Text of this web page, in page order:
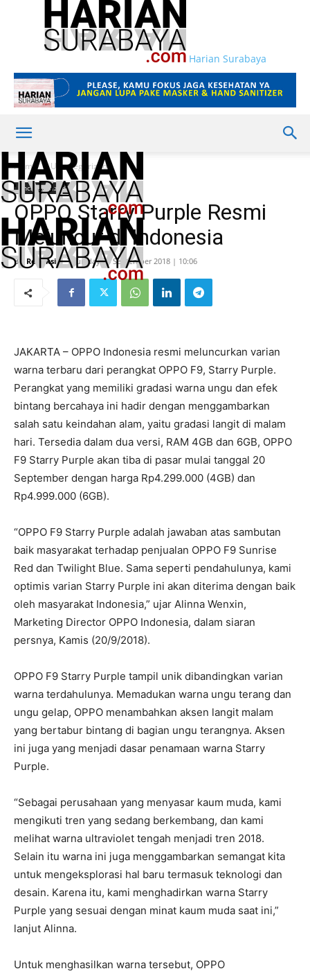
Harian Surabaya
Home Uncategorized
Uncategorized
OPPO Starry Purple Resmi
Meluncur di Indonesia
By Redaksi - Thursday 20 September 2018 | 10:06
JAKARTA – OPPO Indonesia resmi meluncurkan varian
warna terbaru dari perangkat OPPO F9, Starry Purple.
Perangkat yang memiliki gradasi warna ungu dan efek
bintang bercahaya ini hadir dengan menggambarkan
salah satu keindahan alam, yaitu gradasi langit di malam
hari. Tersedia dalam dua versi, RAM 4GB dan 6GB, OPPO
F9 Starry Purple akan tiba di pasar mulai tanggal 20
September dengan harga Rp4.299.000 (4GB) dan
Rp4.999.000 (6GB).
“OPPO F9 Starry Purple adalah jawaban atas sambutan
baik masyarakat terhadap penjualan OPPO F9 Sunrise
Red dan Twilight Blue. Sama seperti pendahulunya, kami
optimis varian Starry Purple ini akan diterima dengan baik
oleh masyarakat Indonesia,” ujar Alinna Wenxin,
Marketing Director OPPO Indonesia, dalam siaran
persnya, Kamis (20/9/2018).
OPPO F9 Starry Purple tampil unik dibandingkan varian
warna terdahulunya. Memadukan warna ungu terang dan
ungu gelap, OPPO menambahkan aksen langit malam
yang bertabur bintang di bagian ungu terangnya. Aksen
ini juga yang menjadi dasar penamaan warna Starry
Purple.
“Sebagai perusahaan yang menyasar kaum muda, kami
mengikuti tren yang sedang berkembang, dan kami
melihat warna ultraviolet tengah menjadi tren 2018.
Selain itu warna ini juga menggambarkan semangat kita
untuk mengeksplorasi hal baru termasuk teknologi dan
desain. Karena itu, kami menghadirkan warna Starry
Purple yang sesuai dengan minat kaum muda saat ini,”
lanjut Alinna.
Untuk menghasilkan warna tersebut, OPPO